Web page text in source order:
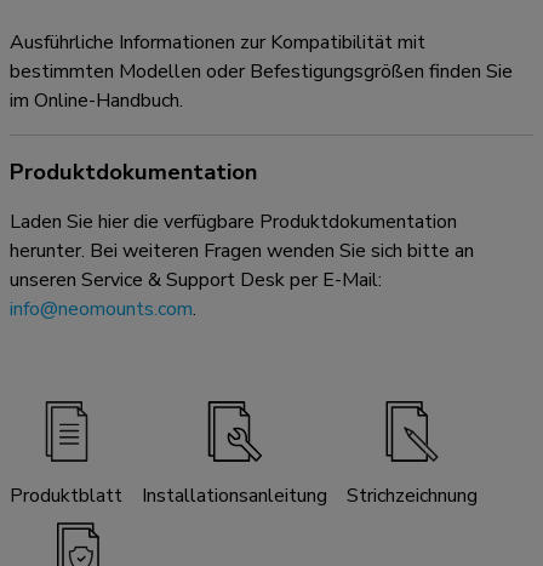
Ausführliche Informationen zur Kompatibilität mit
bestimmten Modellen oder Befestigungsgrößen finden Sie
im Online-Handbuch.
Produktdokumentation
Laden Sie hier die verfügbare Produktdokumentation
herunter. Bei weiteren Fragen wenden Sie sich bitte an
unseren Service & Support Desk per E-Mail:
info@neomounts.com.
Produktblatt Installationsanleitung Strichzeichnung